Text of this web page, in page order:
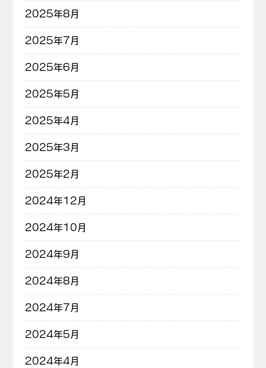
2025年8月
2025年7月
2025年6月
2025年5月
2025年4月
2025年3月
2025年2月
2024年12月
2024年10月
2024年9月
2024年8月
2024年7月
2024年5月
2024年4月